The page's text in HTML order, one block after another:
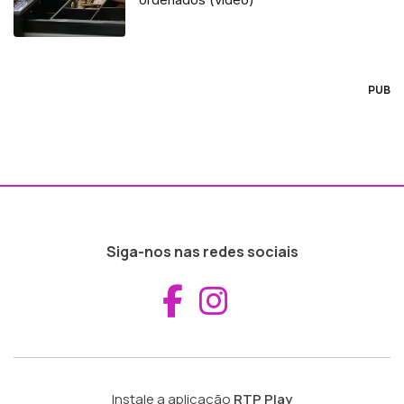
PUB
Siga-nos nas redes sociais
Aceder ao
Instale a aplicação RTP Play